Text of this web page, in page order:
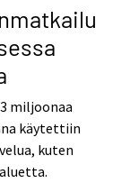
miljoonaa
käytettiin
kuten